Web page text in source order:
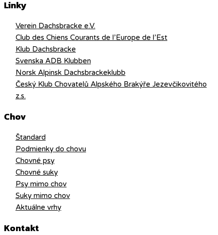
Linky
Verein Dachsbracke e.V.
Club des Chiens Courants de l’Europe de l’Est
Klub Dachsbracke
Svenska ADB Klubben
Norsk Alpinsk Dachsbrackeklubb
Český Klub Chovatelů Alpského Brakýře Jezevčikovitého
z.s.
Chov
Štandard
Podmienky do chovu
Chovné psy
Chovné suky
Psy mimo chov
Suky mimo chov
Aktuálne vrhy
Kontakt